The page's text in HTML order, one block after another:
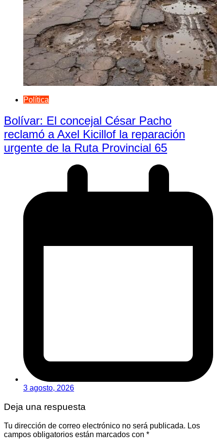
Política
Bolívar: El concejal César Pacho
reclamó a Axel Kicillof la reparación
urgente de la Ruta Provincial 65
3 agosto, 2026
Deja una respuesta
Tu dirección de correo electrónico no será publicada. Los
campos obligatorios están marcados con *